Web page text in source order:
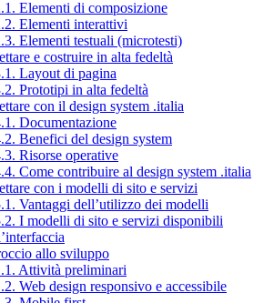
Elementi di composizione
Elementi interattivi
Elementi testuali (microtesti)
e costruire in alta fedeltà
Layout di pagina
Prototipi in alta fedeltà
con il design system .italia
Documentazione
Benefici del design system
Risorse operative
Come contribuire al design system .italia
con i modelli di sito e servizi
Vantaggi dell’utilizzo dei modelli
I modelli di sito e servizi disponibili
allo sviluppo
Attività preliminari
Web design responsivo e accessibile